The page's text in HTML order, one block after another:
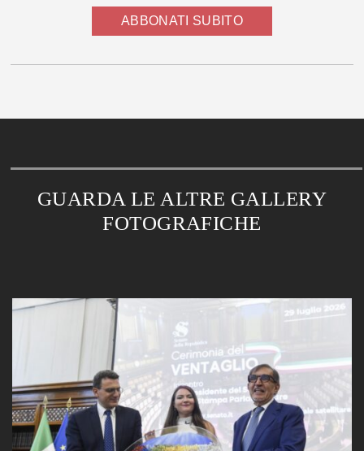
ABBONATI SUBITO
GUARDA LE ALTRE GALLERY
FOTOGRAFICHE